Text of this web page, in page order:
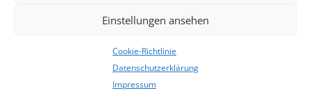
Einstellungen ansehen
Cookie-Richtlinie
Datenschutzerklärung
Impressum